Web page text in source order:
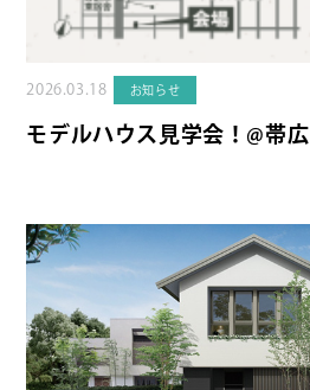
2026.03.18 お知らせ
モデルハウス見学会！@帯広